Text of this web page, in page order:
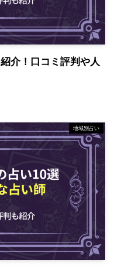
介！口コミ評判や人
地域別占い